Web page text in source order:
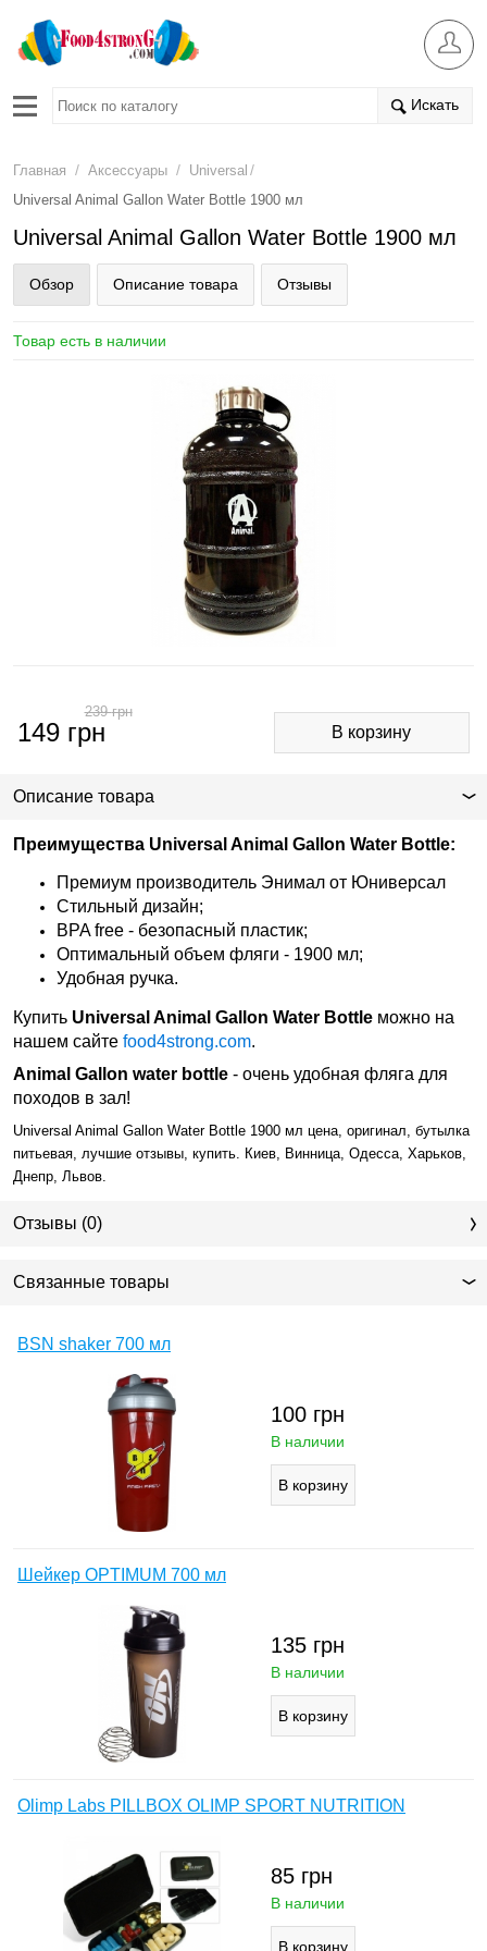
Искать
Главная / Аксессуары / Universal /
Universal Animal Gallon Water Bottle 1900 мл
Universal Animal Gallon Water Bottle 1900 мл
Обзор Описание товара Отзывы
Товар есть в наличии
149 грн
239грн
Описание товара
Преимущества Universal Animal Gallon Water Bottle:
Премиум производитель Энимал от Юниверсал
Стильный дизайн;
BPA free - безопасный пластик;
Оптимальный объем фляги - 1900 мл;
Удобная ручка.
Купить Universal Animal Gallon Water Bottle можно на
нашем сайте food4strong.com.
Animal Gallon water bottle - очень удобная фляга для
походов в зал!
Universal Animal Gallon Water Bottle 1900 мл цена, оригинал, бутылка
питьевая, лучшие отзывы, купить. Киев, Винница, Одесса, Харьков,
Днепр, Львов.
Отзывы (0)
Связанные товары
BSN shaker 700 мл
100 грн
В наличии
Шейкер OPTIMUM 700 мл
135 грн
В наличии
Olimp Labs PILLBOX OLIMP SPORT NUTRITION
85 грн
В наличии